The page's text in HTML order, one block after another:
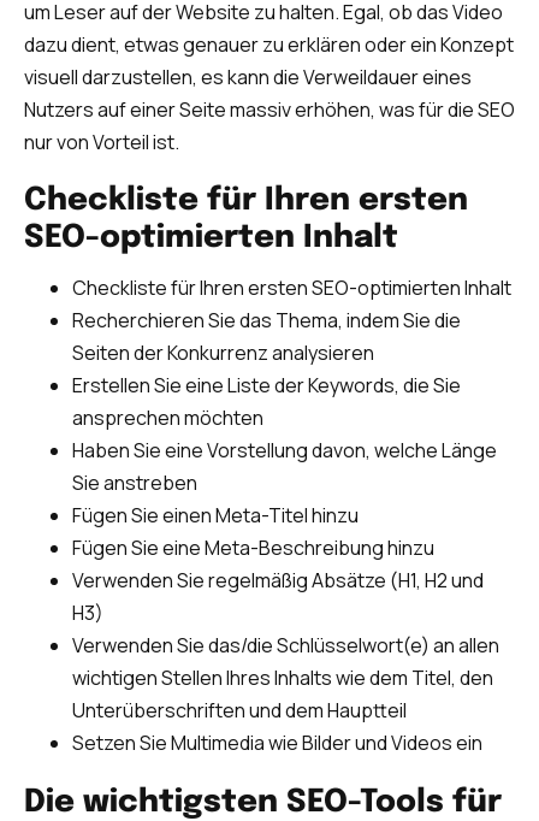
um Leser auf der Website zu halten. Egal, ob das Video
dazu dient, etwas genauer zu erklären oder ein Konzept
visuell darzustellen, es kann die Verweildauer eines
Nutzers auf einer Seite massiv erhöhen, was für die SEO
nur von Vorteil ist.
Checkliste für Ihren ersten
SEO-optimierten Inhalt
Checkliste für Ihren ersten SEO-optimierten Inhalt
Recherchieren Sie das Thema, indem Sie die
Seiten der Konkurrenz analysieren
Erstellen Sie eine Liste der Keywords, die Sie
ansprechen möchten
Haben Sie eine Vorstellung davon, welche Länge
Sie anstreben
Fügen Sie einen Meta-Titel hinzu
Fügen Sie eine Meta-Beschreibung hinzu
Verwenden Sie regelmäßig Absätze (H1, H2 und
H3)
Verwenden Sie das/die Schlüsselwort(e) an allen
wichtigen Stellen Ihres Inhalts wie dem Titel, den
Unterüberschriften und dem Hauptteil
Setzen Sie Multimedia wie Bilder und Videos ein
Die wichtigsten SEO-Tools für